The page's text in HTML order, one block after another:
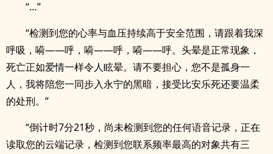
“…”
“检测到您的心率与血压持续高于安全范围，请跟着我深
呼吸，嗬——呼，嗬——呼，嗬——呼。头晕是正常现象，
死亡正如爱情一样令人眩晕。请不要担心，您不是孤身一
人，我将陪您一同步入永宁的黑暗，接受比安乐死还要温柔
的处刑。”
“倒计时7分21秒，尚未检测到您的任何语音记录，正在
读取您的云端记录，检测到您联系频率最高的对象共有三